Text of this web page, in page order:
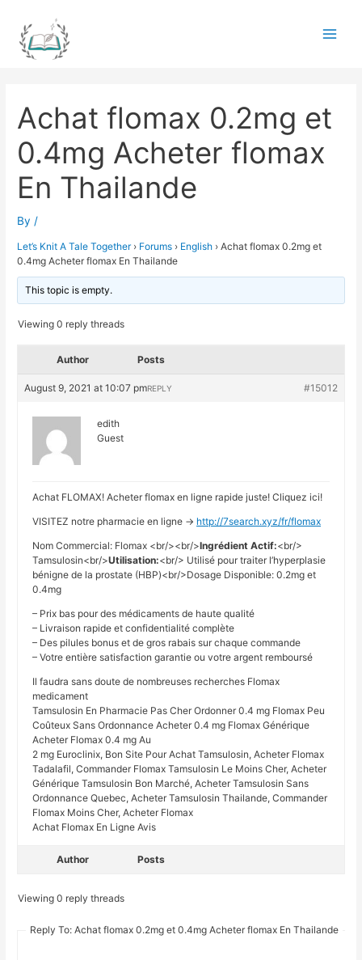
content
Achat flomax 0.2mg et
0.4mg Acheter flomax
En Thailande
By /
Let’s Knit A Tale Together › Forums › English › Achat flomax 0.2mg et
0.4mg Acheter flomax En Thailande
This topic is empty.
Viewing 0 reply threads
Author Posts
August 9, 2021 at 10:07 pm #15012
REPLY
edith
Guest
Achat FLOMAX! Acheter flomax en ligne rapide juste! Cliquez ici!
VISITEZ notre pharmacie en ligne -> http://7search.xyz/fr/flomax
Nom Commercial: Flomax <br/><br/>Ingrédient Actif:<br/>
Tamsulosin<br/>Utilisation:<br/> Utilisé pour traiter l’hyperplasie
bénigne de la prostate (HBP)<br/>Dosage Disponible: 0.2mg et
0.4mg
– Prix bas pour des médicaments de haute qualité
– Livraison rapide et confidentialité complète
– Des pilules bonus et de gros rabais sur chaque commande
– Votre entière satisfaction garantie ou votre argent remboursé
Il faudra sans doute de nombreuses recherches Flomax
medicament
Tamsulosin En Pharmacie Pas Cher Ordonner 0.4 mg Flomax Peu
Coûteux Sans Ordonnance Acheter 0.4 mg Flomax Générique
Acheter Flomax 0.4 mg Au
2 mg Euroclinix, Bon Site Pour Achat Tamsulosin, Acheter Flomax
Tadalafil, Commander Flomax Tamsulosin Le Moins Cher, Acheter
Générique Tamsulosin Bon Marché, Acheter Tamsulosin Sans
Ordonnance Quebec, Acheter Tamsulosin Thailande, Commander
Flomax Moins Cher, Acheter Flomax
Achat Flomax En Ligne Avis
Author Posts
Viewing 0 reply threads
Reply To: Achat flomax 0.2mg et 0.4mg Acheter flomax En Thailande